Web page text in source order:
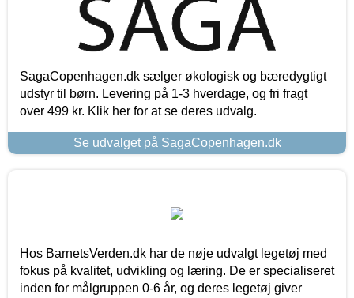
SagaCopenhagen.dk sælger økologisk og bæredygtigt
udstyr til børn. Levering på 1-3 hverdage, og fri fragt
over 499 kr. Klik her for at se deres udvalg.
Se udvalget på SagaCopenhagen.dk
Hos BarnetsVerden.dk har de nøje udvalgt legetøj med
fokus på kvalitet, udvikling og læring. De er specialiseret
inden for målgruppen 0-6 år, og deres legetøj giver